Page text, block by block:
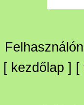
[ kezdőlap ] [